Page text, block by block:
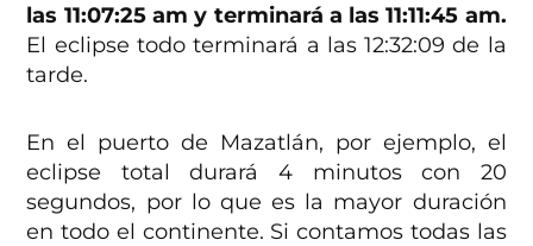
las 11:07:25 am y terminará a las 11:11:45 am.
El eclipse todo terminará a las 12:32:09 de la
tarde.
En el puerto de Mazatlán, por ejemplo, el
eclipse total durará 4 minutos con 20
segundos, por lo que es la mayor duración
en todo el continente. Si contamos todas las